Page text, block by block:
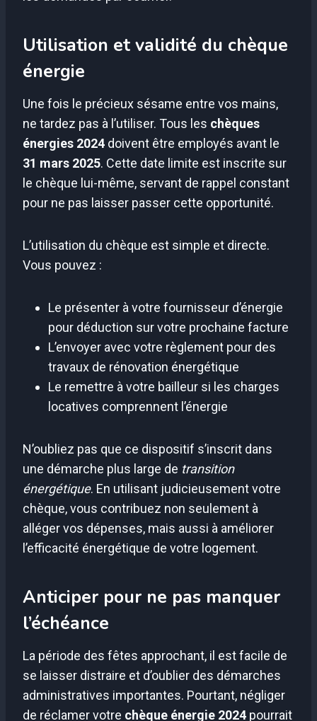
Utilisation et validité du chèque
énergie
Une fois le précieux sésame entre vos mains,
ne tardez pas à l’utiliser. Tous les chèques
énergies 2024 doivent être employés avant le
31 mars 2025. Cette date limite est inscrite sur
le chèque lui-même, servant de rappel constant
pour ne pas laisser passer cette opportunité.
L’utilisation du chèque est simple et directe.
Vous pouvez :
Le présenter à votre fournisseur d’énergie
pour déduction sur votre prochaine facture
L’envoyer avec votre règlement pour des
travaux de rénovation énergétique
Le remettre à votre bailleur si les charges
locatives comprennent l’énergie
N’oubliez pas que ce dispositif s’inscrit dans
une démarche plus large de transition
énergétique. En utilisant judicieusement votre
chèque, vous contribuez non seulement à
alléger vos dépenses, mais aussi à améliorer
l’efficacité énergétique de votre logement.
Anticiper pour ne pas manquer
l’échéance
La période des fêtes approchant, il est facile de
se laisser distraire et d’oublier des démarches
administratives importantes. Pourtant, négliger
de réclamer votre chèque énergie 2024 pourrait